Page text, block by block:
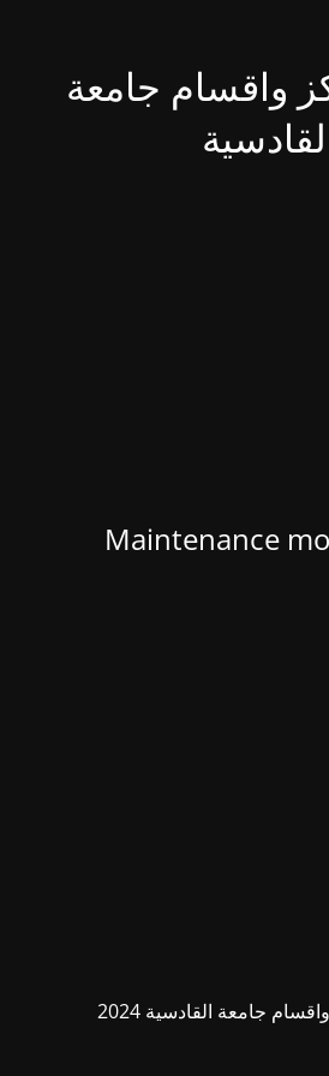
واقسام جامعة
Maintenance
جامعة القادسية 2024